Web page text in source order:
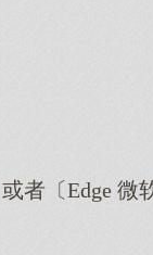
者〔Edge 微